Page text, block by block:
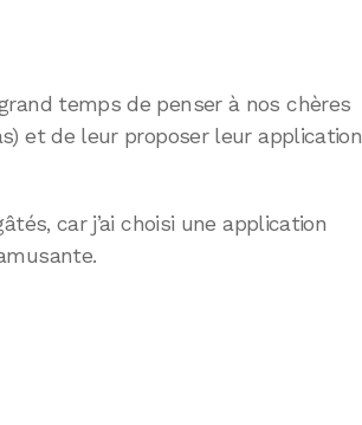
temps de penser à nos chères
et de leur proposer leur application
car j’ai choisi une application